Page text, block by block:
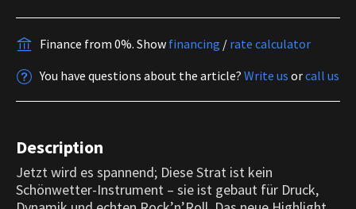
Finance from 0%. Show financing / rate calculator
You have questions about the article? Write us orcall us
Description
Jetzt wird es spannend; Diese Strat ist kein
Schönwetter-Instrument – sie ist gebaut für Druck,